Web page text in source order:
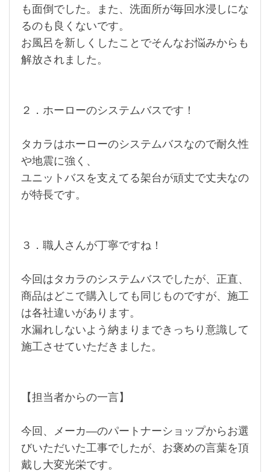
も面倒でした。また、洗面所が毎回水浸しにな
るのも良くないです。
お風呂を新しくしたことでそんなお悩みからも
解放されました。
２．ホーローのシステムバスです！
タカラはホーローのシステムバスなので耐久性
や地震に強く、
ユニットバスを支えてる架台が頑丈で丈夫なの
が特長です。
３．職人さんが丁寧ですね！
今回はタカラのシステムバスでしたが、正直、
商品はどこで購入しても同じものですが、施工
は各社違いがあります。
水漏れしないよう納まりまできっちり意識して
施工させていただきました。
【担当者からの一言】
今回、メーカ―のパートナーショップからお選
びいただいた工事でしたが、お褒めの言葉を頂
戴し大変光栄です。